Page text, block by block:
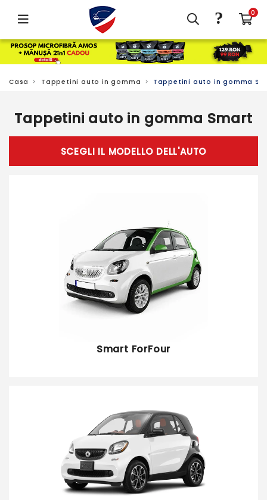
0
?
Casa Tappetini auto in gomma Tappetini auto in gomma
Tappetini auto in gomma Smart
SCEGLI IL MODELLO DELL'AUTO
Smart ForFour